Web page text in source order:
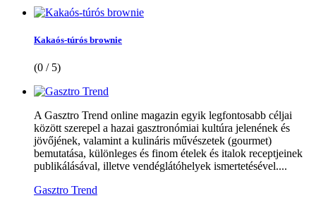
Kakaós-túrós brownie
(0 / 5)
A Gasztro Trend online magazin egyik legfontosabb céljai
között szerepel a hazai gasztronómiai kultúra jelenének és
jövőjének, valamint a kulináris művészetek (gourmet)
bemutatása, különleges és finom ételek és italok receptjeinek
publikálásával, illetve vendéglátóhelyek ismertetésével....
Gasztro Trend